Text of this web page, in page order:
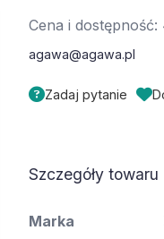
Cena i dostępność:
agawa@agawa.pl
Zadaj pytanie
Szczegóły towaru
Marka